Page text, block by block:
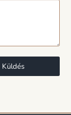
Küldés